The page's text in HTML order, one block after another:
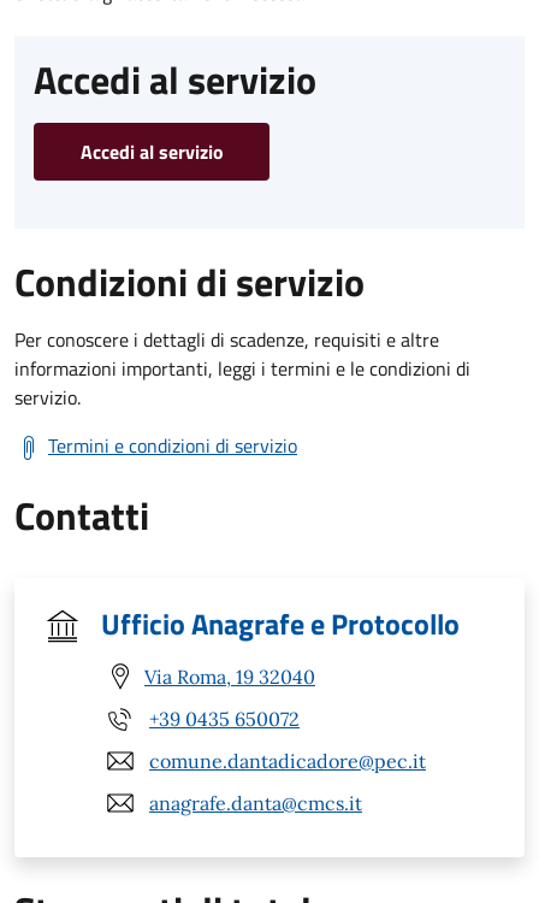
Accedi al servizio
Accedi al servizio
Condizioni di servizio
Per conoscere i dettagli di scadenze, requisiti e altre
informazioni importanti, leggi i termini e le condizioni di
servizio.
Termini e condizioni di servizio
Contatti
Ufficio Anagrafe e Protocollo
Via Roma, 19 32040
+39 0435 650072
comune.dantadicadore@pec.it
anagrafe.danta@cmcs.it